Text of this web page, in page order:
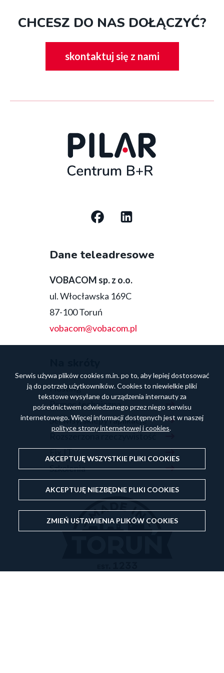
CHCESZ DO NAS DOŁĄCZYĆ?
skontaktuj się z nami
Social
bottom
Dane teleadresowe
VOBACOM sp. z o.o.
ul. Włocławska 169C
87-100 Toruń
vobacom@vobacom.pl
Hosting
Pomoc techniczna
Serwisy, sklepy i aplikacje
Fix.IT
Szkolenia
Serwis używa plików cookies m.in. po to, aby lepiej dostosować
ją do potrzeb użytkowników. Cookies to niewielkie pliki
tekstowe wysyłane do urządzenia internauty za
pośrednictwem odwiedzanego przez niego serwisu
internetowego. Więcej informacji dostępnych jest w naszej
polityce strony internetowej i cookies.
AKCEPTUJĘ WSZYSTKIE PLIKI COOKIES
AKCEPTUJĘ NIEZBĘDNE PLIKI COOKIES
ZMIEŃ USTAWIENIA PLIKÓW COOKIES